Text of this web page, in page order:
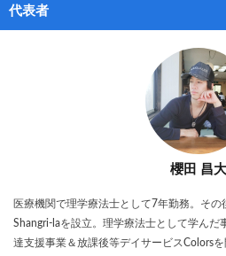
代表者
櫻田 昌大
医療機関で理学療法士として7年勤務。そ
Shangri-laを設立。理学療法士として学んだ
達支援事業＆放課後等デイサービスColors